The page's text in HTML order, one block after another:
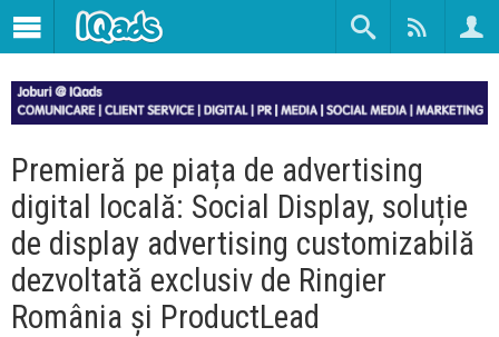
Premieră pe piața de advertising
digital locală: Social Display, soluție
de display advertising customizabilă
dezvoltată exclusiv de Ringier
România și ProductLead